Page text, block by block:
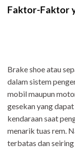
Faktor-Faktor
Brake shoe atau
dalam sistem
mobil maupun
gesekan yang
kendaraan saat
menarik tuas rem.
terbatas dan seiring